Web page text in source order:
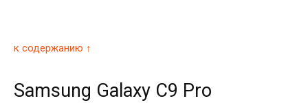
к содержанию ↑
Samsung Galaxy C9 Pro